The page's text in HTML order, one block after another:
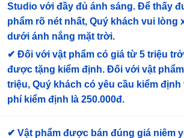
Studio với đầy đủ ánh sáng. Để thấy
phẩm rõ nét nhất, Quý khách vui lòng
dưới ánh nắng mặt trời.
✔ Đối với vật phẩm có giá từ 5 triệu
được tặng kiểm định. Đối với vật
triệu, Quý khách có yêu cầu kiểm
phí kiểm định là 250.000đ.
✔ Vật phẩm được bán đúng giá niêm